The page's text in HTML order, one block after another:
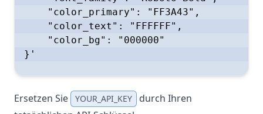
    "color_primary": "FF3A43",
    "color_text": "FFFFFF",
    "color_bg": "000000"
}'
Ersetzen Sie YOUR_API_KEY
durch Ihren